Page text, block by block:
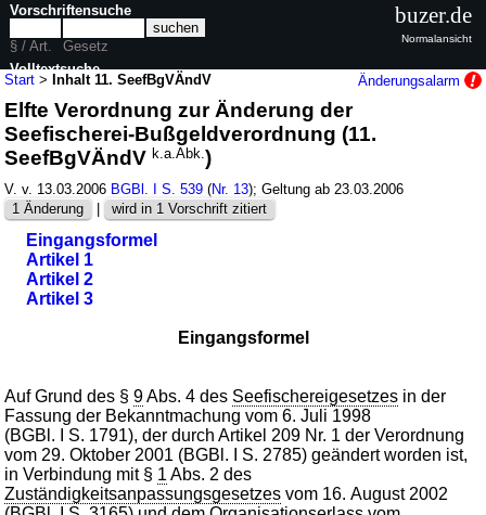
Start >Inhalt 11. SeefBgVÄndV Änderungsalarm
Elfte Verordnung zur Änderung der
Seefischerei-Bußgeldverordnung (11.
SeefBgVÄndVk.a.Abk.)
V. v. 13.03.2006 BGBl. I S. 539 (Nr. 13); Geltung ab 23.03.2006
1 Änderung
| wird in 1 Vorschrift zitiert
Eingangsformel
Artikel 1
Artikel 2
Artikel 3
Eingangsformel
Auf Grund des §9Abs. 4 des Seefischereigesetzes in der
Fassung der Bekanntmachung vom 6. Juli 1998
(BGBl. I S. 1791), der durch Artikel 209 Nr. 1 der Verordnung
vom 29. Oktober 2001 (BGBl. I S. 2785) geändert worden ist,
in Verbindung mit § 1 Abs. 2 des
Zuständigkeitsanpassungsgesetzes vom 16. August 2002
Vorschriftensuche
§ / Art.
Gesetz
Volltextsuche
nur in 11. SeefBgVÄndV
buzer.de
Normalansicht